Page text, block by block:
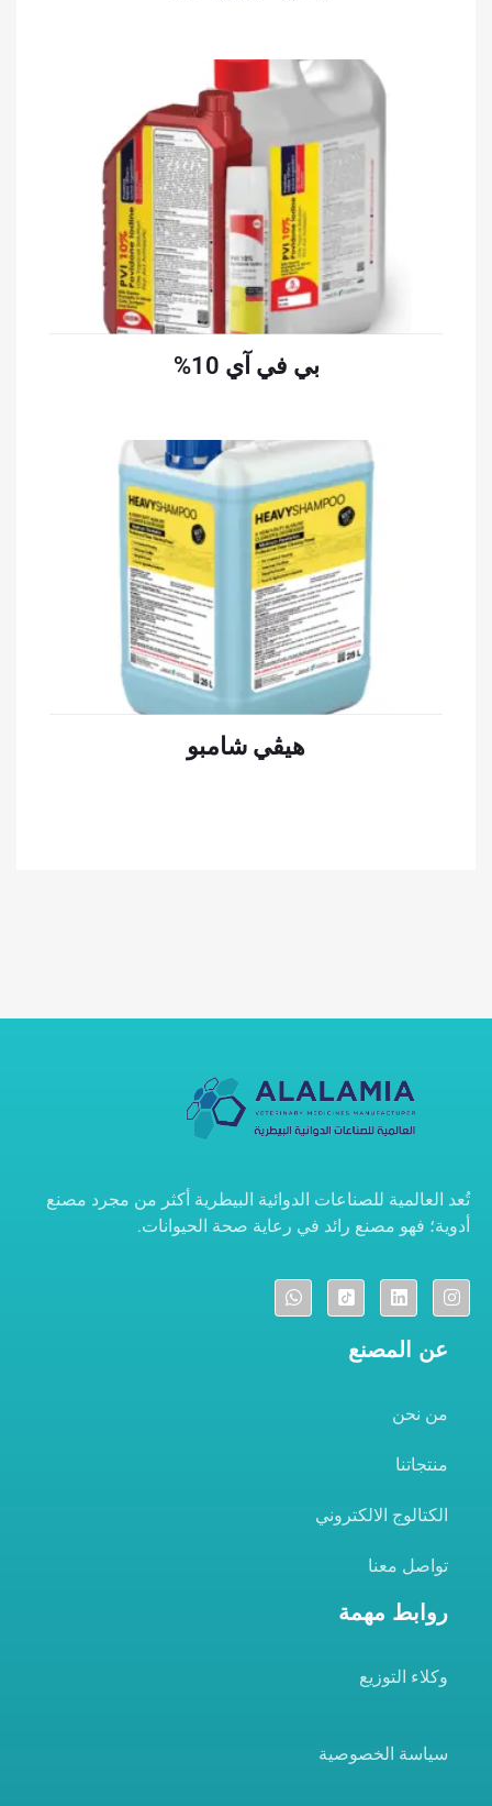
بي في آي 10%
هيڤي شامبو
تُعد العالمية للصناعات الدوائية البيطرية أكثر من مجرد مصنع
أدوية؛ فهو مصنع رائد في رعاية صحة الحيوانات.
عن المصنع
من نحن
منتجاتنا
الكتالوج الالكتروني
تواصل معنا
روابط مهمة
وكلاء التوزيع
سياسة الخصوصية